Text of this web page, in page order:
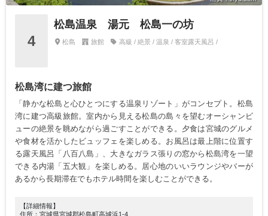
4
松島温泉 湯元 松島一の坊
松島 旅館 高級 / 絶景 / 温泉 / 客室露天風呂 /
松島湾に建つ旅館
「静かな松島と心ひとつにする温泉リゾート」がコンセプト。松島
湾に建つ高級旅館。室内から見える松島の島々を望むオーシャンビ
ューの絶景を眺めながら過ごすことができる。夕食は宮城のグルメ
や食材を活かしたビュッフェを楽しめる。お風呂は最上階に位置す
る露天風呂「八百八島」、大きなガラス張りの窓から松島湾を一望
できる内湯「五大観」を楽しめる。居心地のいいラウンジやバーが
あるから長期滞在でもホテル時間を楽しむことができる。
【詳細情報】
住所：宮城県宮城郡松島町高城浜1-4